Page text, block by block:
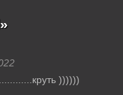
))))))